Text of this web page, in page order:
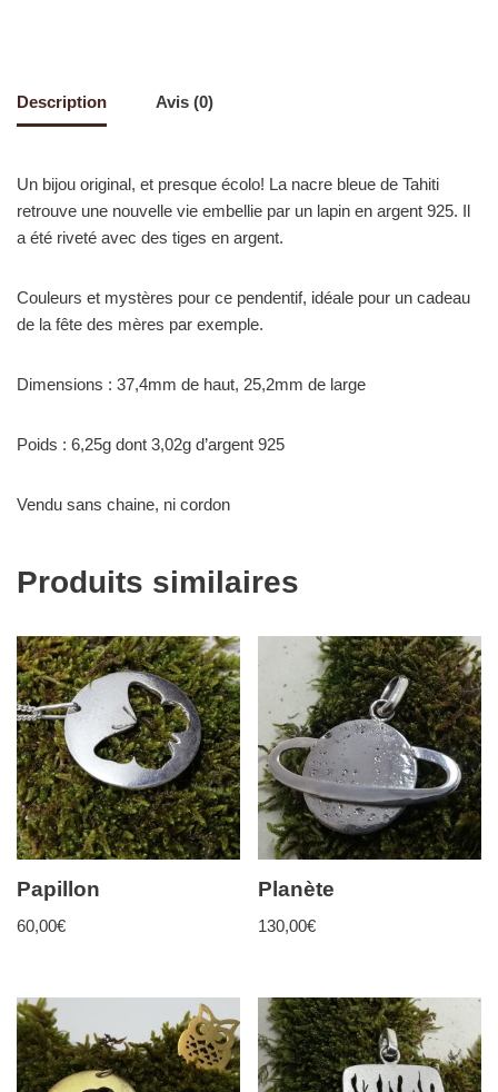
Description Avis (0)
Un bijou original, et presque écolo! La nacre bleue de Tahiti
retrouve une nouvelle vie embellie par un lapin en argent 925. Il
a été riveté avec des tiges en argent.
Couleurs et mystères pour ce pendentif, idéale pour un cadeau
de la fête des mères par exemple.
Dimensions : 37,4mm de haut, 25,2mm de large
Poids : 6,25g dont 3,02g d’argent 925
Vendu sans chaine, ni cordon
Produits similaires
Papillon
60,00€
Planète
130,00€